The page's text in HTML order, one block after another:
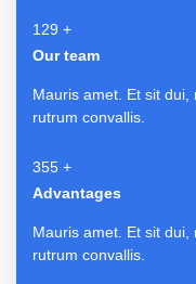
137 +
Our team
Mauris amet. Et sit dui,
rutrum convallis.
377 +
Advantages
Mauris amet. Et sit dui,
rutrum convallis.